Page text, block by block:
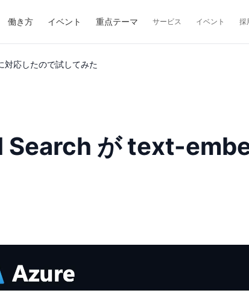
働き方 イベント 重点テーマ サービス イベント 採
応したので試してみた
Search が text-